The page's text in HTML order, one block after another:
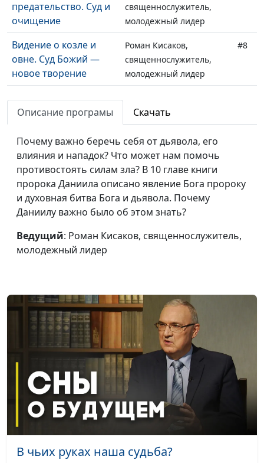
предательство. Суд и
очищение
священнослужитель,
молодежный лидер
Видение о козле и
овне. Суд Божий —
новое творение
Роман Кисаков,
священнослужитель,
молодежный лидер
#8
Видение о четырех
зверях. Ожидающий
священнослужитель,
молодежный лидер
Зачем молиться?
Роман Кисаков,
священнослужитель,
молодежный лидер
Почему Бог нарушает
нашу спокойную
жизнь?
Роман Кисаков,
священнослужитель,
Можно ли слишком
Как не бояться
настоящего и
будущего
Роман Кисаков,
священнослужитель,
молодежный лидер
Как на земле жить
вечно?
Роман Кисаков,
священнослужитель,
молодежный лидер
Призывает ли Бог
молодых?
Роман Кисаков,
Описание програмы Скачать
Почему важно беречь себя от дьявола, его
влияния и нападок? Что может нам помочь
противостоять силам зла? В 10 главе книги
пророка Даниила описано явление Бога пророку
и духовная битва Бога и дьявола. Почему
Даниилу важно было об этом знать?
Ведущий: Роман Кисаков, священнослужитель,
молодежный лидер
В чьих руках наша судьба?